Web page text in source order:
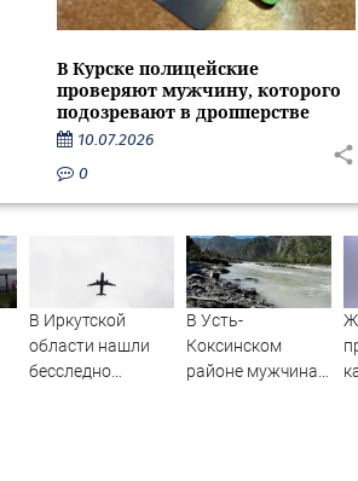
В Курске полицейские
проверяют мужчину, которого
подозревают в дропперстве
10.07.2026
0
В Иркутской
области нашли
бесследно
В Усть-
Коксинском
районе мужчина